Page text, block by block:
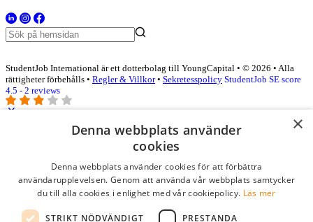
StudentJob International är ett dotterbolag till YoungCapital • © 2026 • Alla
rättigheter förbehålls • Regler & Villkor• Sekretesspolicy StudentJob SE score
4.5 - 2 reviews
Logga in som företag
Lösenord
×
Denna webbplats använder
cookies
Denna webbplats använder cookies för att förbättra
användarupplevelsen. Genom att använda vår webbplats samtycker
du till alla cookies i enlighet med vår cookiepolicy. Läs mer
STRIKT NÖDVÄNDIGT PRESTANDA